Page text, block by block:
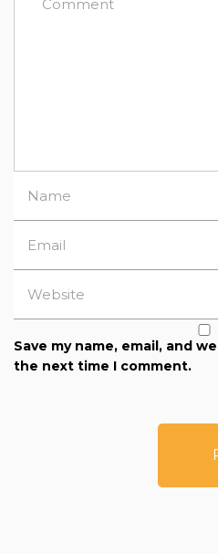
Save my name, email, and
the next time I comment.